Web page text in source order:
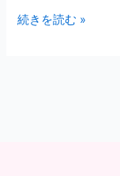
す
続きを読む »